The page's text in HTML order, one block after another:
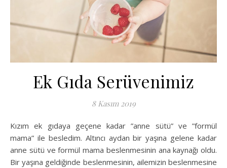
Ek Gıda Serüvenimiz
8 Kasım 2019
Kızım ek gıdaya geçene kadar ”anne sütü” ve ”formül
mama” ile besledim. Altıncı aydan bir yaşına gelene kadar
anne sütü ve formül mama beslenmesinin ana kaynağı oldu.
Bir yaşına geldiğinde beslenmesinin, ailemizin beslenmesine